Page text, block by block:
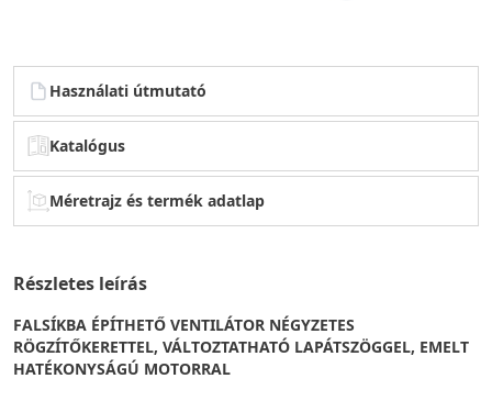
Használati útmutató
Katalógus
Méretrajz és termék adatlap
Részletes leírás
FALSÍKBA ÉPÍTHETŐ VENTILÁTOR NÉGYZETES
RÖGZÍTŐKERETTEL, VÁLTOZTATHATÓ LAPÁTSZÖGGEL, EMELT
HATÉKONYSÁGÚ MOTORRAL